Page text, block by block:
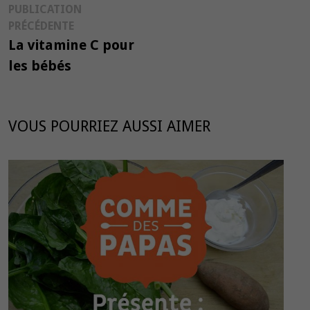
Navigation
de
l’article
PUBLICATION
PRÉCÉDENTE
précédente :
La vitamine C pour
les bébés
VOUS POURRIEZ AUSSI AIMER